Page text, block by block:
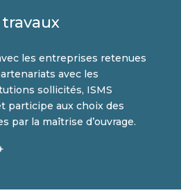
les entreprises retenues
avec les
sollicités, ISMS
participe aux choix des
par la maîtrise d’ouvrage.